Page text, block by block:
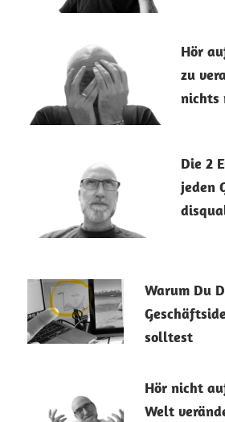
11.
Hör
zu
nichts
9. Januar
Die 2
jeden
24. März 2026
Warum Du
solltest
19. März 2026
Hör nicht
Welt